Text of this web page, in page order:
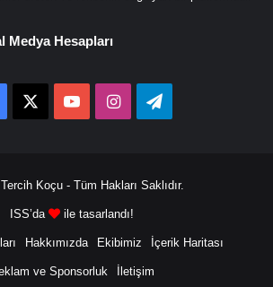
Medya Hesapları
YouTubeInstagramTelegram
Tercih Koçu - Tüm Hakları Saklıdır.
ISS’da ile tasarlandı!
Hakkımızda Ekibimiz İçerik Haritası
ve Sponsorluk İletişim